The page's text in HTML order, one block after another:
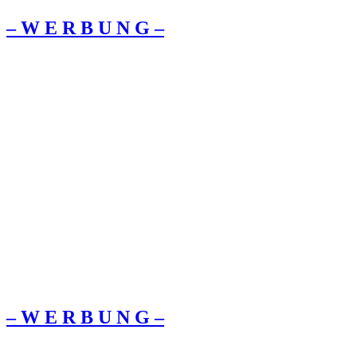
– W Ε R Β U Ν G –
– W Ε R Β U Ν G –